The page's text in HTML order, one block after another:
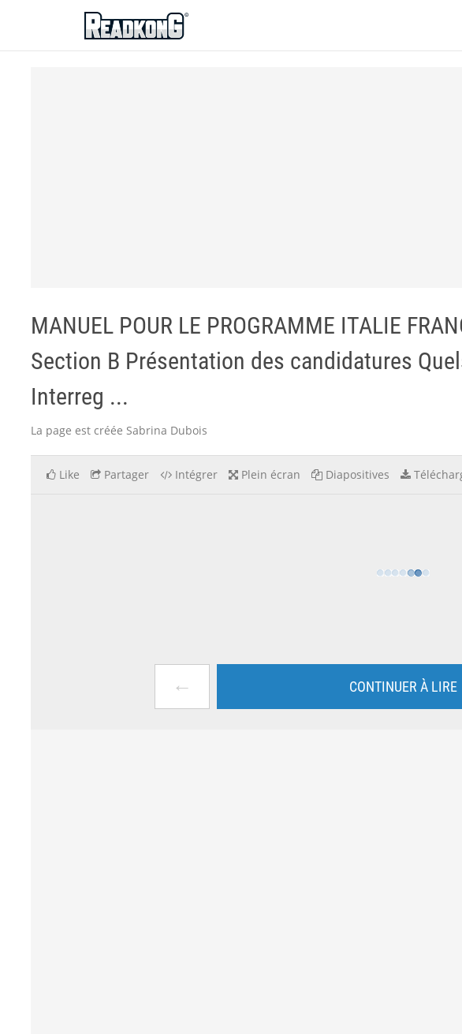
ReadkonG
MANUEL POUR LE PROGRAMME ITALIE
Section B Présentation des candidatures
Interreg ...
La page est créée Sabrina Dubois
Like Partager Intégrer Plein écran Diapositives
← CONTINUER À LIRE